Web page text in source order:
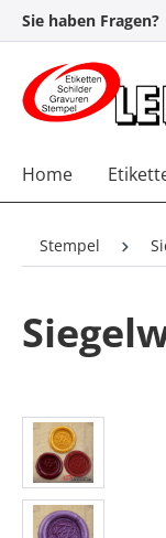
Hauptinhalt springen
Zur Suche springen
Zur
Sie haben Fragen?
Home
Stempel
Bildergalerie